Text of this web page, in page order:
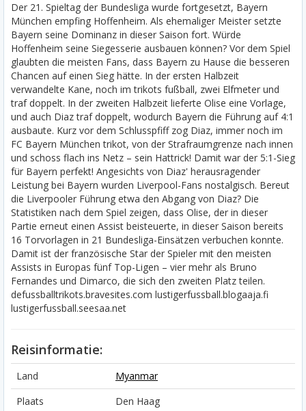
Der 21. Spieltag der Bundesliga wurde fortgesetzt, Bayern
München empfing Hoffenheim. Als ehemaliger Meister setzte
Bayern seine Dominanz in dieser Saison fort. Würde
Hoffenheim seine Siegesserie ausbauen können? Vor dem Spiel
glaubten die meisten Fans, dass Bayern zu Hause die besseren
Chancen auf einen Sieg hätte. In der ersten Halbzeit
verwandelte Kane, noch im trikots fußball, zwei Elfmeter und
traf doppelt. In der zweiten Halbzeit lieferte Olise eine Vorlage,
und auch Diaz traf doppelt, wodurch Bayern die Führung auf 4:1
ausbaute. Kurz vor dem Schlusspfiff zog Diaz, immer noch im
FC Bayern München trikot, von der Strafraumgrenze nach innen
und schoss flach ins Netz – sein Hattrick! Damit war der 5:1-Sieg
für Bayern perfekt! Angesichts von Diaz' herausragender
Leistung bei Bayern wurden Liverpool-Fans nostalgisch. Bereut
die Liverpooler Führung etwa den Abgang von Diaz? Die
Statistiken nach dem Spiel zeigen, dass Olise, der in dieser
Partie erneut einen Assist beisteuerte, in dieser Saison bereits
16 Torvorlagen in 21 Bundesliga-Einsätzen verbuchen konnte.
Damit ist der französische Star der Spieler mit den meisten
Assists in Europas fünf Top-Ligen – vier mehr als Bruno
Fernandes und Dimarco, die sich den zweiten Platz teilen.
defussballtrikots.bravesites.com lustigerfussball.blogaaja.fi
lustigerfussball.seesaa.net
Reisinformatie:
Land
Myanmar
Plaats
Den Haag